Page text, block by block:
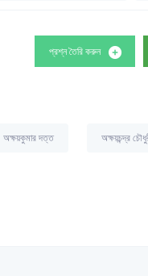
প্রশ্ন তৈরি করুন
অক্ষয়কুমার দত্ত অক্ষয়চন্দ্র